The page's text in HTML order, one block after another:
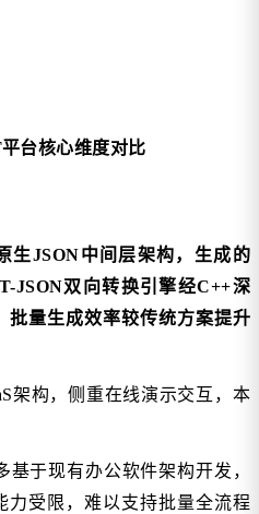
台核心维度对比
生JSON中间层架构，生成的
JSON双向转换引擎经C++深
批量生成效率较传统方案提升
架构，侧重在线演示交互，本
基于现有办公软件架构开发，
力受限，难以支持批量全流程